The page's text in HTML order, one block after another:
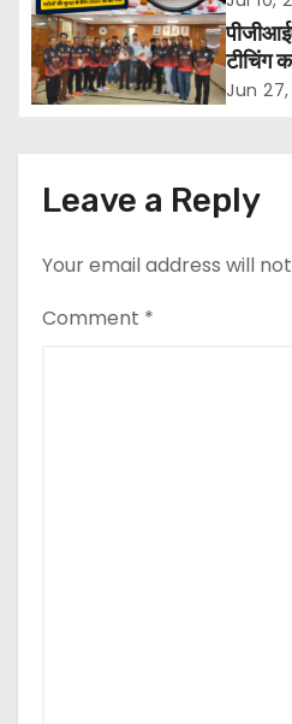
a
v
i
a
t
i
टीचिंग
एच.के.
Jun
Leave a Reply
Your email address will
Comment *